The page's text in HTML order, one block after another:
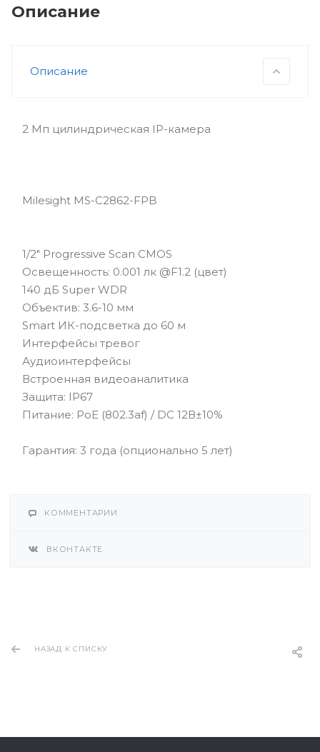
Описание
Описание
2 Мп цилиндрическая IP-камера
Milesight MS-C2862-FPB
1/2" Progressive Scan CMOS
Освещенность: 0.001 лк @F1.2 (цвет)
140 дБ Super WDR
Объектив: 3.6-10 мм
Smart ИК-подсветка до 60 м
Интерфейсы тревог
Аудиоинтерфейсы
Встроенная видеоаналитика
Защита: IP67
Питание: PoE (802.3af) / DC 12В±10%
Гарантия: 3 года (опционально 5 лет)
КОММЕНТАРИИ
ВКОНТАКТЕ
НАЗАД К СПИСКУ